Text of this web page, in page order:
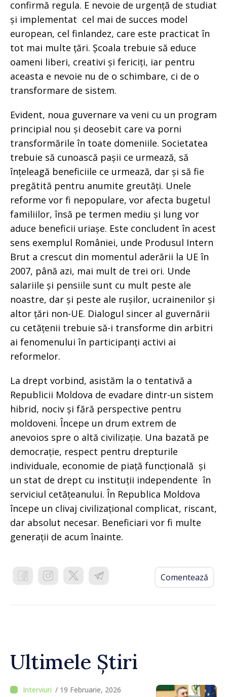
confirmă regula. E nevoie de urgență de studiat
și implementat cel mai de succes model
european, cel finlandez, care este practicat în
tot mai multe țări. Școala trebuie să educe
oameni liberi, creativi și fericiți, iar pentru
aceasta e nevoie nu de o schimbare, ci de o
transformare de sistem.
Evident, noua guvernare va veni cu un program
principial nou și deosebit care va porni
transformările în toate domeniile. Societatea
trebuie să cunoască pașii ce urmează, să
înțeleagă beneficiile ce urmează, dar și să fie
pregătită pentru anumite greutăți. Unele
reforme vor fi nepopulare, vor afecta bugetul
familiilor, însă pe termen mediu și lung vor
aduce beneficii uriașe. Este concludent în acest
sens exemplul României, unde Produsul Intern
Brut a crescut din momentul aderării la UE în
2007, până azi, mai mult de trei ori. Unde
salariile și pensiile sunt cu mult peste ale
noastre, dar și peste ale rușilor, ucrainenilor și
altor țări non-UE. Dialogul sincer al guvernării
cu cetățenii trebuie să-i transforme din arbitri
ai fenomenului în participanți activi ai
reformelor.
La drept vorbind, asistăm la o tentativă a
Republicii Moldova de evadare dintr-un sistem
hibrid, nociv și fără perspective pentru
moldoveni. Începe un drum extrem de
anevoios spre o altă civilizație. Una bazată pe
democrație, respect pentru drepturile
individuale, economie de piață funcțională și
un stat de drept cu instituții independente în
serviciul cetățeanului. În Republica Moldova
începe un clivaj civilizațional complicat, riscant,
dar absolut necesar. Beneficiari vor fi multe
generații de acum înainte.
Comentează
Ultimele Știri
/ 19 Februarie, 2026